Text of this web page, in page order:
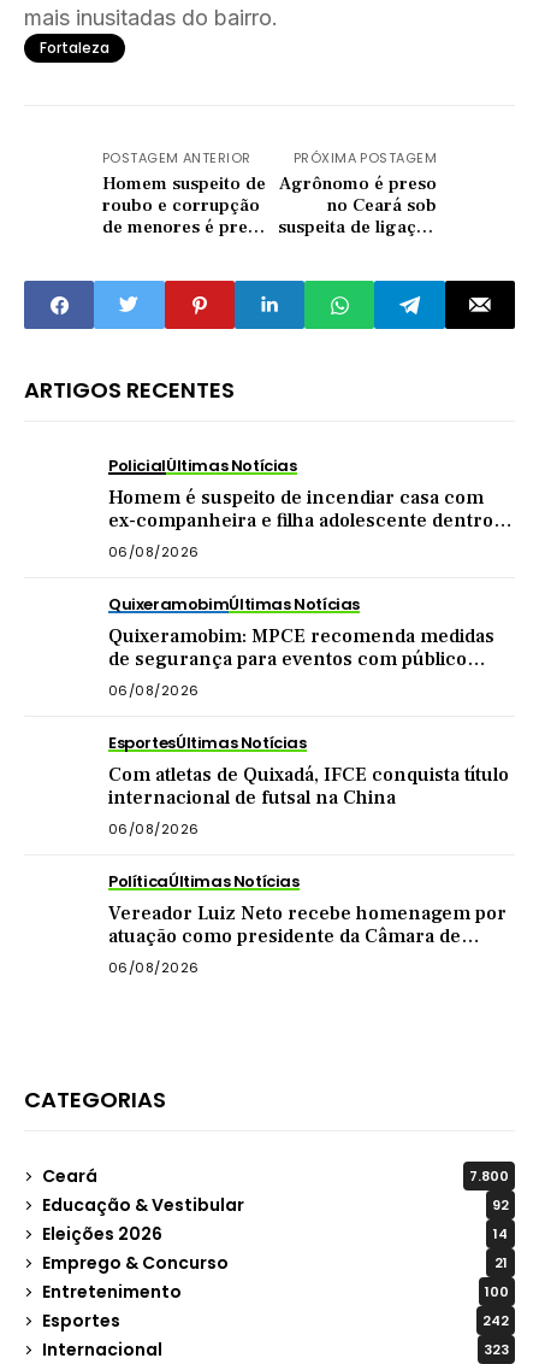
mais inusitadas do bairro.
Fortaleza
POSTAGEM ANTERIOR
Homem suspeito de
roubo e corrupção
de menores é preso
PRÓXIMA POSTAGEM
Agrônomo é preso
no Ceará sob
suspeita de ligação
inocência
ARTIGOS RECENTES
PolicialÚltimas Notícias
Homem é suspeito de incendiar casa com
ex-companheira e filha adolescente dentro
do imóvel
06/08/2026
QuixeramobimÚltimas Notícias
Quixeramobim: MPCE recomenda medidas
de segurança para eventos com público
acima de mil pessoas
06/08/2026
EsportesÚltimas Notícias
Com atletas de Quixadá, IFCE conquista título
internacional de futsal na China
06/08/2026
PolíticaÚltimas Notícias
Vereador Luiz Neto recebe homenagem por
atuação como presidente da Câmara de
Quixadá
06/08/2026
CATEGORIAS
Ceará 7.800
Educação & Vestibular 92
Eleições 2026 14
Emprego & Concurso 21
Entretenimento 100
Esportes 242
Internacional 323